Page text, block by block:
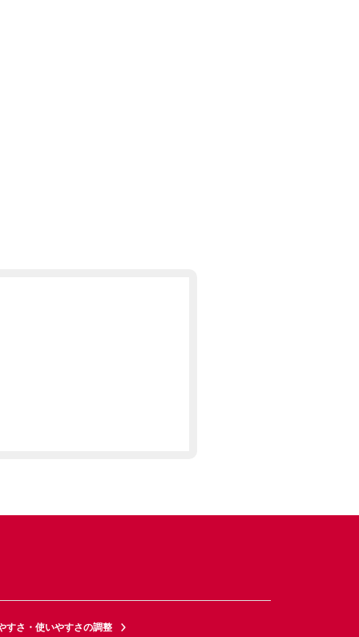
すさ・使いやすさの調整